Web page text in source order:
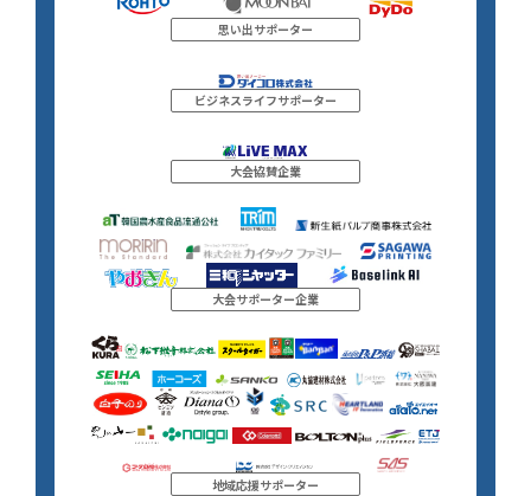
思い出サポーター
ビジネスライフサポーター
大会協賛企業
大会サポーター企業
地域応援サポーター